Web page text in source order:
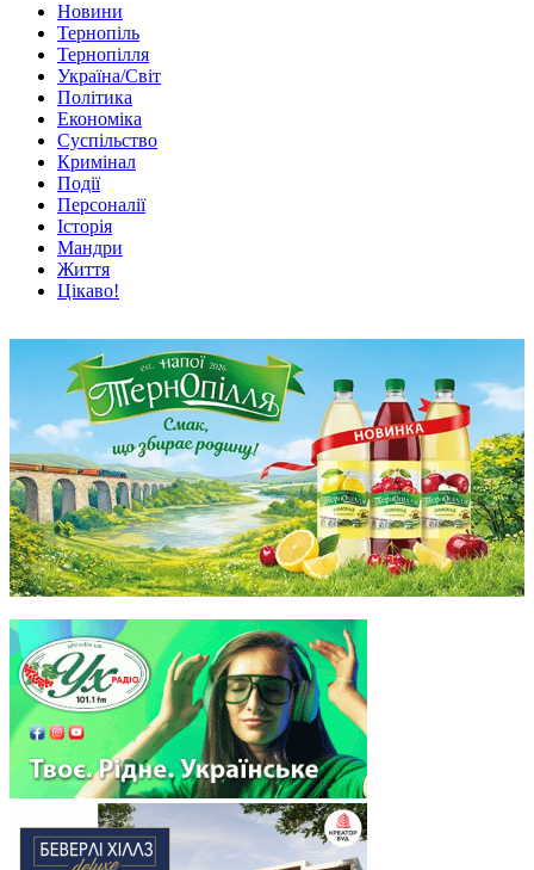
Новини
Тернопіль
Тернопілля
Україна/Світ
Політика
Економіка
Суспільство
Кримінал
Події
Персоналії
Історія
Мандри
Життя
Цікаво!